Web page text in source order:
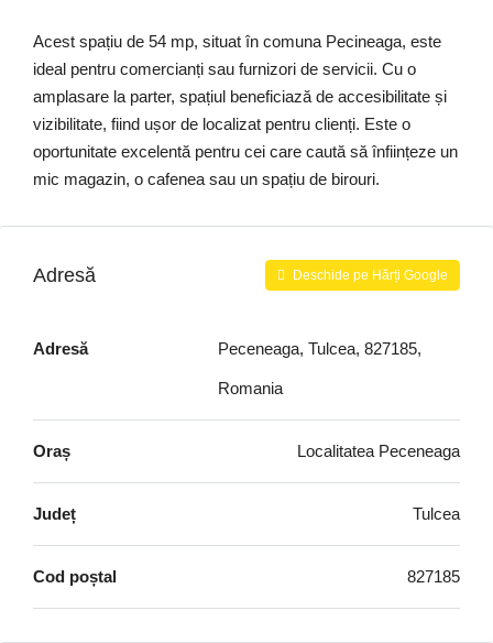
Acest spațiu de 54 mp, situat în comuna Pecineaga, este
ideal pentru comercianți sau furnizori de servicii. Cu o
amplasare la parter, spațiul beneficiază de accesibilitate și
vizibilitate, fiind ușor de localizat pentru clienți. Este o
oportunitate excelentă pentru cei care caută să înființeze un
mic magazin, o cafenea sau un spațiu de birouri.
Adresă Deschide pe Hărți Google
Adresă Peceneaga, Tulcea, 827185,
Romania
Oraș Localitatea Peceneaga
Județ Tulcea
Cod poștal 827185